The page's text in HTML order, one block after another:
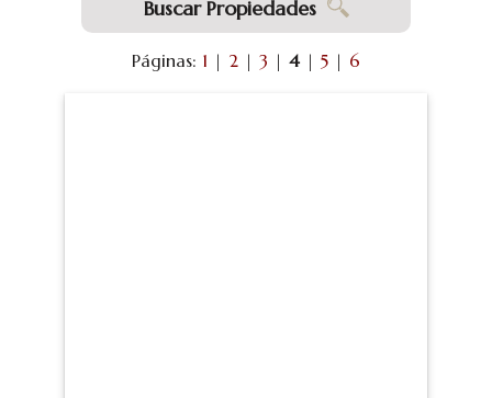
Buscar Propiedades
Páginas: 1 | 2 | 3 | 4 | 5 | 6